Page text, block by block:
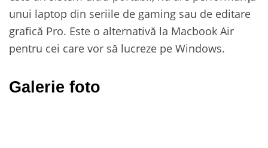
unui laptop din seriile de gaming sau de editare
grafică Pro. Este o alternativă la Macbook Air
pentru cei care vor să lucreze pe Windows.
Galerie foto